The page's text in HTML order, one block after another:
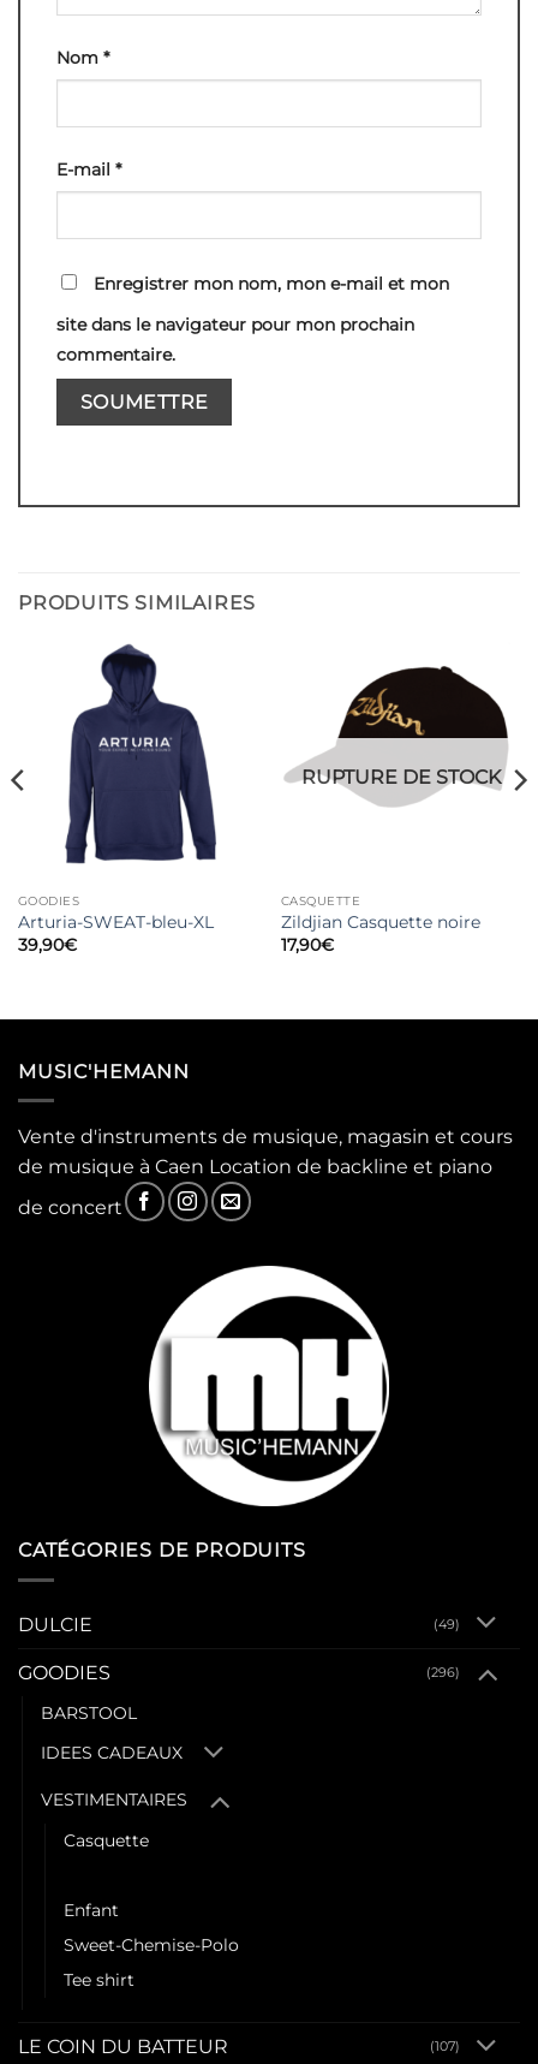
Nom *
E-mail *
Enregistrer mon nom, mon e-mail et mon
site dans le navigateur pour mon prochain
commentaire.
PRODUITS SIMILAIRES
GOODIES
Arturia-SWEAT-bleu-XL
39,90€
RUPTURE DE STOCK
CASQUETTE
Zildjian Casquette noire
17,90€
MUSIC'HEMANN
Vente d'instruments de musique, magasin et cours
de musique à Caen Location de backline et piano
de concert
CATÉGORIES DE PRODUITS
DULCIE (49)
GOODIES (296)
BARSTOOL
IDEES CADEAUX
VESTIMENTAIRES
Casquette
Enfant
Sweet-Chemise-Polo
Tee shirt
LE COIN DU BATTEUR (107)